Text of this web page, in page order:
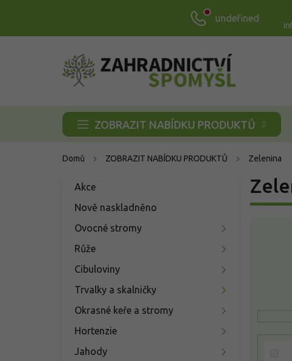
undefined
ZOBRAZIT NABÍDKU PRODUKTŮ
Domů ZOBRAZIT NABÍDKU PRODUKTŮ Zelenina
Přeskočit
Akce
Nově naskladněno
Ovocné stromy
Růže
Cibuloviny
Trvalky a skalničky
Okrasné keře a stromy
Hortenzie
Jahody